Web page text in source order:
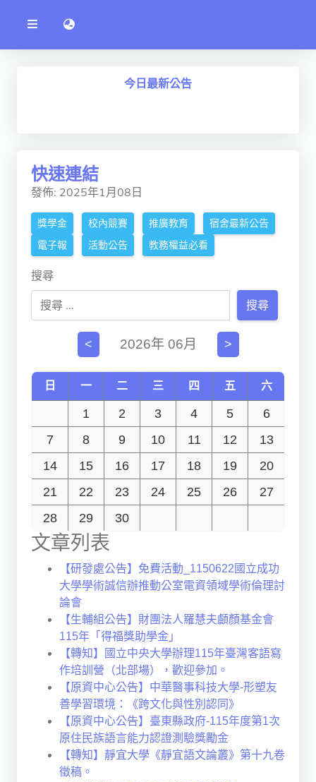
公
告
系
人文社社會學院
電機通訊學院
醫護學院
研究中心
通識教學部
獨立學術單位
語言切換 language switch
今日最新公告
快速連結
發佈: 2025年1月08日
獎學金 校內競賽 推廣教育
宿舍最新公告
電子報
活動公告 教務權益必看
搜尋
搜尋
< 2026年 06月 >
日 一 二 三 四 五 六
1 2 3 4 5
6
7
8 9 10 11 12
13
14
15 16 17 18 19
20
21
22 23 24 25 26
27
28
29 30
文章列表
【研發處公告】免費活動_1150622國立成功
大學學術誠信辦推動公室電資領域學術倫理討
論會
【生輔組公告】財團法人羅慧夫顱顏基金會
115年「得福獎助學金」
【轉知】國立中央大學辦理115年臺灣客語寫
作培訓營（北部場），歡迎參加。
【原資中心公告】中華醫事科技大學-形塑友
善學習環境：《跨文化與性別認同》
【原資中心公告】臺東縣政府-115年度第1次
原住民族語言能力認證測驗獎勵金
【轉知】靜宜大學《靜宜語文論叢》第十九卷
徵稿。